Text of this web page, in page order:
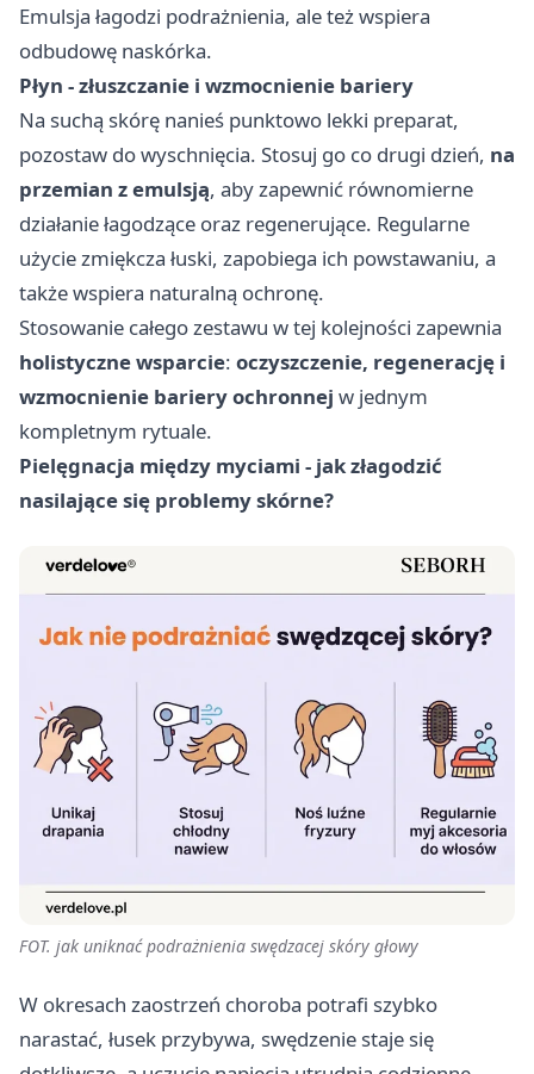
Emulsja łagodzi podrażnienia, ale też wspiera
odbudowę naskórka.
Płyn - złuszczanie i wzmocnienie bariery
Na suchą skórę nanieś punktowo lekki preparat,
pozostaw do wyschnięcia. Stosuj go co drugi dzień, na
przemian z emulsją, aby zapewnić równomierne
działanie łagodzące oraz regenerujące. Regularne
użycie zmiękcza łuski, zapobiega ich powstawaniu, a
także wspiera naturalną ochronę.
Stosowanie całego zestawu w tej kolejności zapewnia
holistyczne wsparcie: oczyszczenie, regenerację i
wzmocnienie bariery ochronnej w jednym
kompletnym rytuale.
Pielęgnacja między myciami - jak złagodzić
nasilające się problemy skórne?
FOT. jak uniknać podrażnienia swędzacej skóry głowy
W okresach zaostrzeń choroba potrafi szybko
narastać, łusek przybywa, swędzenie staje się